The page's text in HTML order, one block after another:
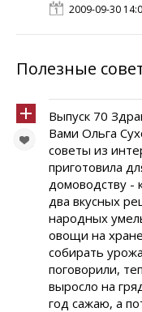
2009-09-30
Полезные
Выпуск 70
Вами Ольга
советы из
приготовила
домоводству -
два вкусных
народных
овощи на
собирать
поговорили,
выросло на
год сажаю, а